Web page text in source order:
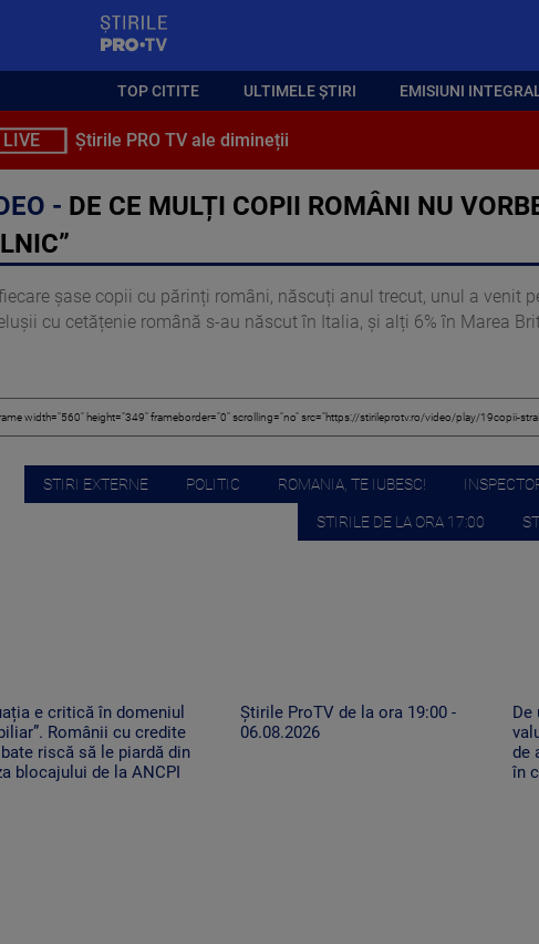
TOP CITITE ULTIMELE ȘTIRI EMISIUNI
LIVE Știrile PRO TV ale dimineții
- DE CE MULȚI COPII ROMÂNI NU
șase copii cu părinți români, născuți anul trecut, unul a venit
cu cetățenie română s-au născut în Italia, și alți 6% în Marea
STIRI EXTERNE POLITIC ROMANIA, TE IUBESC!
STIRILE DE LA ORA 17:00
e critică în domeniul
Românii cu credite
riscă să le piardă din
blocajului de la ANCPI
Știrile ProTV de la ora 19:00 -
06.08.2026
De
de
în